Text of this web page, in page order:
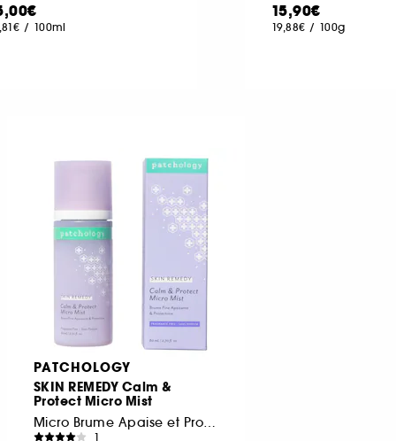
/ 100ml
15,90€
19,88€ / 100g
PATCHOLOGY
SKIN REMEDY Calm &
Protect Micro Mist
Micro Brume Apaise et Protège
1